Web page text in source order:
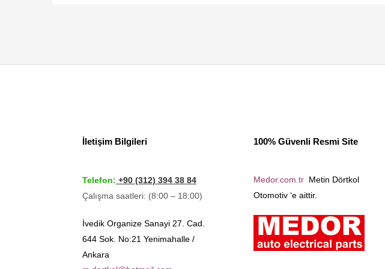
İletişim Bilgileri
Telefon: +90 (312) 394 38 84
Çalışma saatleri: (8:00 – 18:00)
İvedik Organize Sanayi 27. Cad.
644 Sok. No:21 Yenimahalle /
Ankara
100% Güvenli Resmi Site
Medor.com.tr Metin Dörtkol
Otomotiv ‘e aittir.